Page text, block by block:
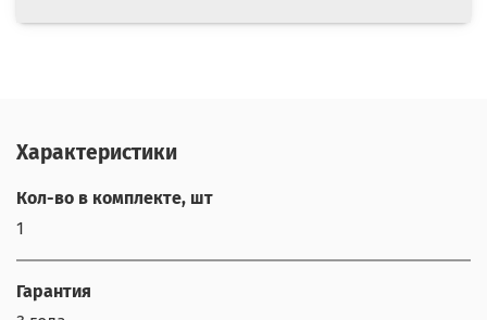
Характеристики
Кол-во в комплекте, шт
1
Гарантия